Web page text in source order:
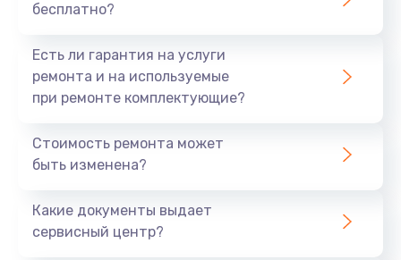
бесплатно?
Есть ли гарантия на услуги
ремонта и на используемые
при ремонте комплектующие?
Стоимость ремонта может
быть изменена?
Какие документы выдает
сервисный центр?